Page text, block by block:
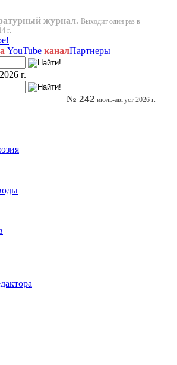
журнал. Выходит один раз в
г.
YouTube каналПартнеры
г.
№ 242 июль-август 2026 г.